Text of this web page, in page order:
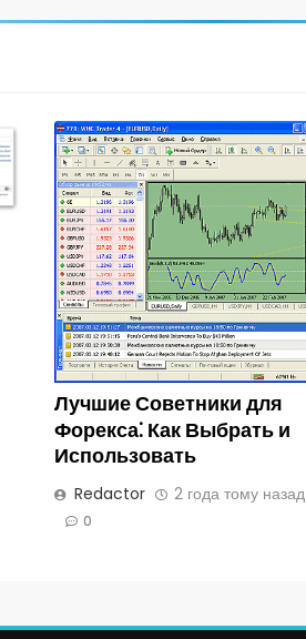
Лучшие Советники для
Форекса⁚ Как Выбрать и
Использовать
Redactor 2 года тому назад
0